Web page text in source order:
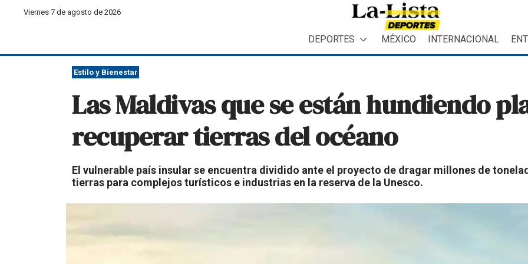
Viernes 7 de agosto de 2026
DEPORTES MÉXICO INTERNACIONAL
Estilo y Bienestar
Las Maldivas que se están hundiendo
recuperar tierras del océano
El vulnerable país insular se encuentra dividido ante el proyecto de dragar millones de
tierras para complejos turísticos e industrias en la reserva de la Unesco.